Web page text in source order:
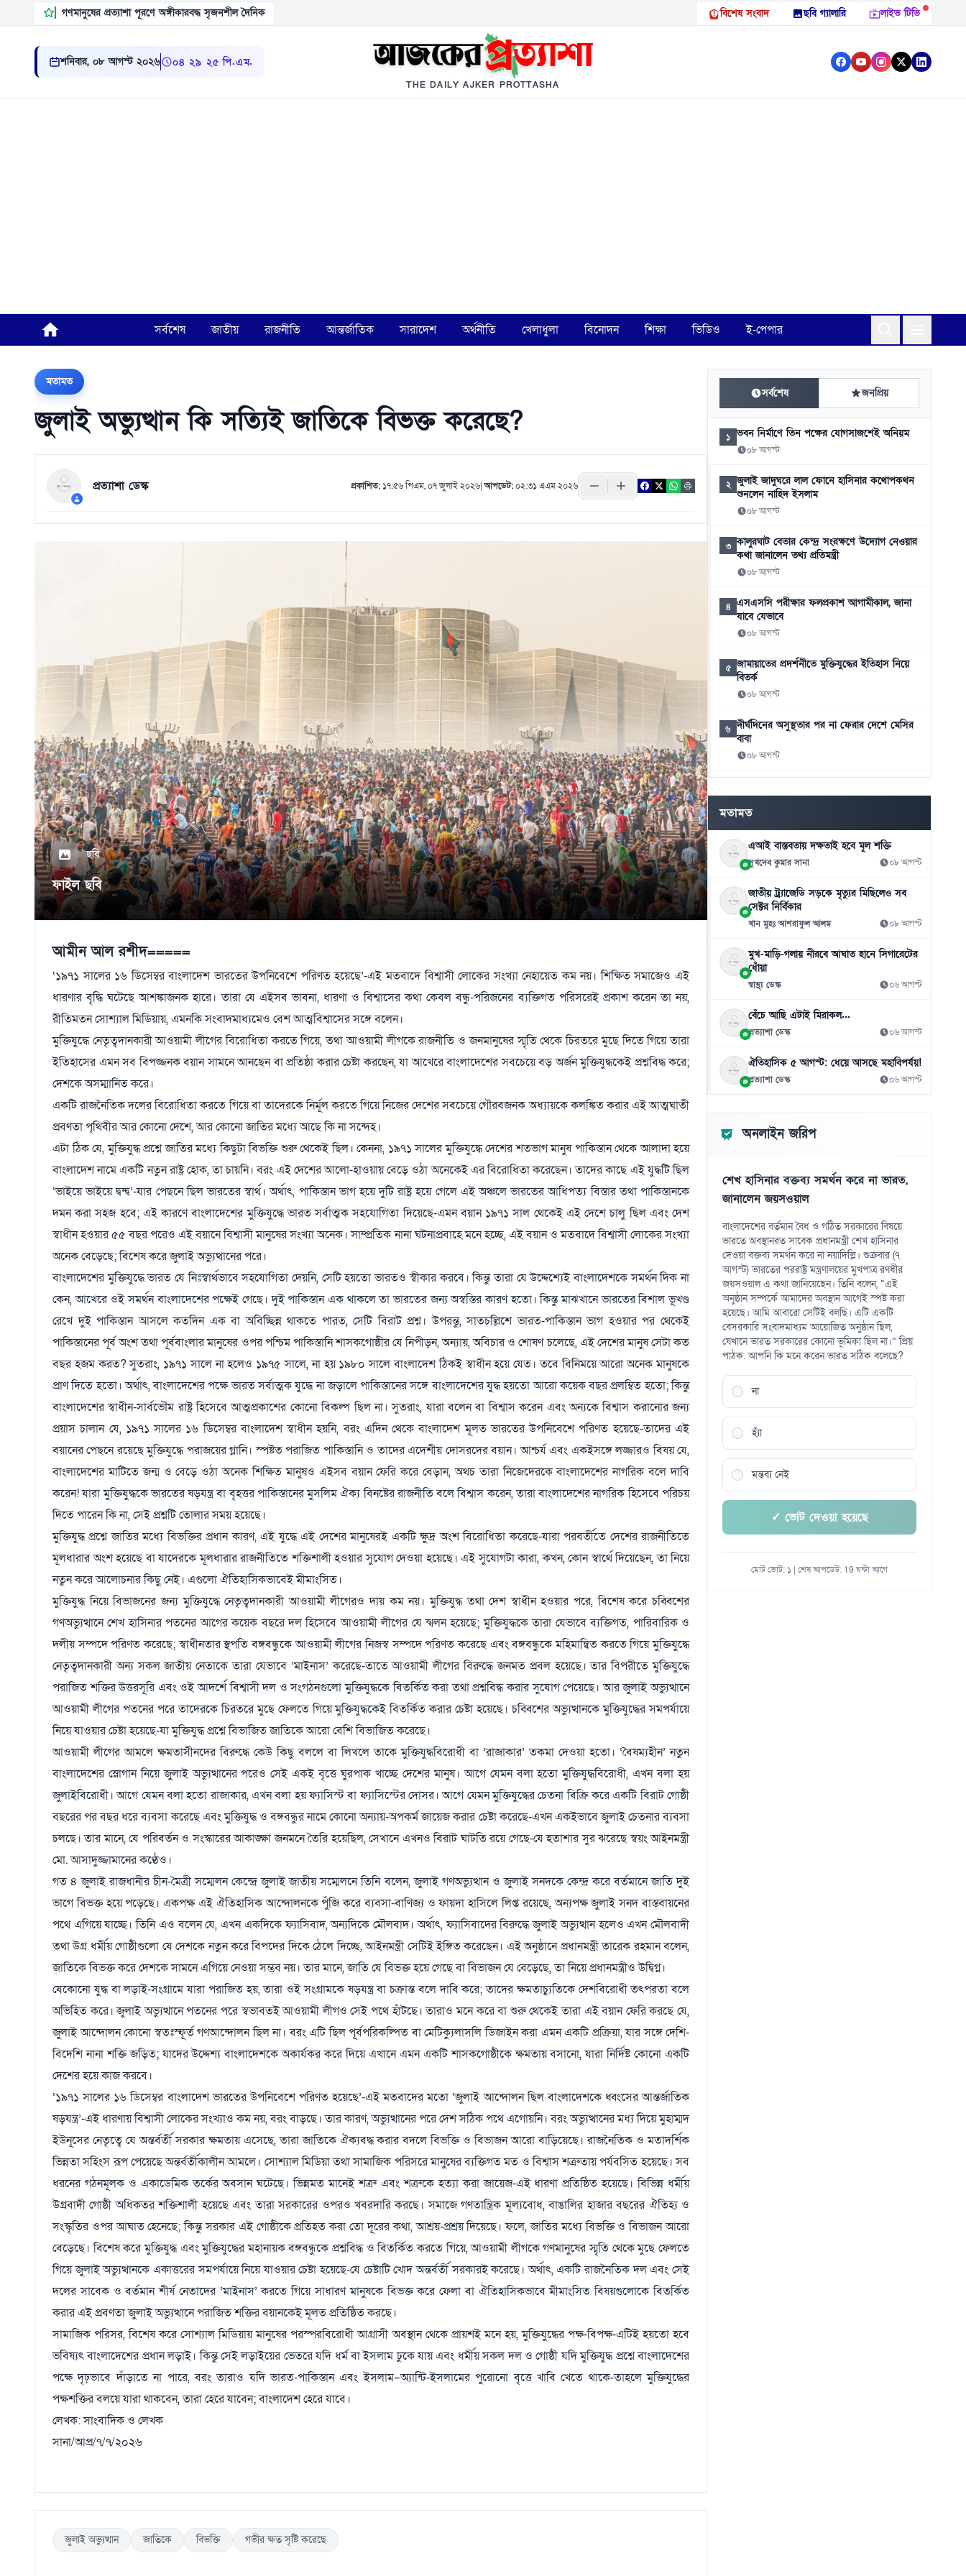
গণমানুষের প্রত্যাশা পূরণে অঙ্গীকারবদ্ধ সৃজনশীল দৈনিক বিশেষ সংবাদ ছবি গ্যালারি লাইভ টিভি
শনিবার, ০৮ আগস্ট ২০২৬ ০৪:২৯:২৬ পি.এম.
THE DAILY AJKER PROTTASHA
সর্বশেষ জাতীয় রাজনীতি আন্তর্জাতিক সারাদেশ অর্থনীতি খেলাধুলা বিনোদন শিক্ষা ভিডিও ই-পেপার
মতামত
জুলাই অভ্যুত্থান কি সত্যিই জাতিকে বিভক্ত করেছে?
প্রত্যাশা ডেস্ক প্রকাশিত: ১৭:৫৬ পিএম, ০৭ জুলাই ২০২৬|আপডেট:০২:৩১ এএম ২০২৬
ছবি
ফাইল ছবি
আমীন আল রশীদ=====
‘১৯৭১ সালের ১৬ ডিসেম্বর বাংলাদেশ ভারতের উপনিবেশে পরিণত হয়েছে’-এই মতবাদে বিশ্বাসী লোকের সংখ্যা নেহায়েত কম নয়। শিক্ষিত সমাজেও এই
ধারণার বৃদ্ধি ঘটেছে আশঙ্কাজনক হারে। তারা যে এইসব ভাবনা, ধারণা ও বিশ্বাসের কথা কেবল বন্ধু-পরিজনের ব্যক্তিগত পরিসরেই প্রকাশ করেন তা নয়,
রীতিমতন সোশ্যাল মিডিয়ায়, এমনকি সংবাদমাধ্যমেও বেশ আত্মবিশ্বাসের সঙ্গে বলেন।
মুক্তিযুদ্ধে নেতৃত্বদানকারী আওয়ামী লীগের বিরোধিতা করতে গিয়ে, তথা আওয়ামী লীগকে রাজনীতি ও জনমানুষের স্মৃতি থেকে চিরতরে মুছে দিতে গিয়ে তারা
ইতিহাসের এমন সব বিপজ্জনক বয়ান সামনে আনছেন বা প্রতিষ্ঠা করার চেষ্টা করছেন, যা আখেরে বাংলাদেশের সবচেয়ে বড় অর্জন মুক্তিযুদ্ধকেই প্রশ্নবিদ্ধ করে;
দেশকে অসম্মানিত করে।
একটি রাজনৈতিক দলের বিরোধিতা করতে গিয়ে বা তাদেরকে নির্মূল করতে গিয়ে নিজের দেশের সবচেয়ে গৌরবজনক অধ্যায়কে কলঙ্কিত করার এই আত্মঘাতী
প্রবণতা পৃথিবীর আর কোনো দেশে, আর কোনো জাতির মধ্যে আছে কি না সন্দেহ।
এটা ঠিক যে, মুক্তিযুদ্ধ প্রশ্নে জাতির মধ্যে কিছুটা বিভক্তি শুরু থেকেই ছিল। কেননা, ১৯৭১ সালের মুক্তিযুদ্ধে দেশের শতভাগ মানুষ পাকিস্তান থেকে আলাদা হয়ে
বাংলাদেশ নামে একটি নতুন রাষ্ট্র হোক, তা চায়নি। বরং এই দেশের আলো-হাওয়ায় বেড়ে ওঠা অনেকেই এর বিরোধিতা করেছেন। তাদের কাছে এই যুদ্ধটি ছিল
‘ভাইয়ে ভাইয়ে দ্বন্দ্ব’-যার পেছনে ছিল ভারতের স্বার্থ। অর্থাৎ, পাকিস্তান ভাগ হয়ে দুটি রাষ্ট্র হয়ে গেলে এই অঞ্চলে ভারতের আধিপত্য বিস্তার তথা পাকিস্তানকে
দমন করা সহজ হবে; এই কারণে বাংলাদেশের মুক্তিযুদ্ধে ভারত সর্বাত্মক সহযোগিতা দিয়েছে-এমন বয়ান ১৯৭১ সাল থেকেই এই দেশে চালু ছিল এবং দেশ
স্বাধীন হওয়ার ৫৫ বছর পরেও এই বয়ানে বিশ্বাসী মানুষের সংখ্যা অনেক। সাম্প্রতিক নানা ঘটনাপ্রবাহে মনে হচ্ছে, এই বয়ান ও মতবাদে বিশ্বাসী লোকের সংখ্যা
অনেক বেড়েছে; বিশেষ করে জুলাই অভ্যুত্থানের পরে।
বাংলাদেশের মুক্তিযুদ্ধে ভারত যে নিঃস্বার্থভাবে সহযোগিতা দেয়নি, সেটি হয়তো ভারতও স্বীকার করবে। কিন্তু তারা যে উদ্দেশ্যেই বাংলাদেশকে সমর্থন দিক না
কেন, আখেরে ওই সমর্থন বাংলাদেশের পক্ষেই গেছে। দুই পাকিস্তান এক থাকলে তা ভারতের জন্য অস্বস্তির কারণ হতো। কিন্তু মাঝখানে ভারতের বিশাল ভূখণ্ড
রেখে দুই পাকিস্তান আসলে কতদিন এক বা অবিচ্ছিন্ন থাকতে পারত, সেটি বিরাট প্রশ্ন। উপরন্তু, সাতচল্লিশে ভারত-পাকিস্তান ভাগ হওয়ার পর থেকেই
পাকিস্তানের পূর্ব অংশ তথা পূর্ববাংলার মানুষের ওপর পশ্চিম পাকিস্তানি শাসকগোষ্ঠীর যে নিপীড়ন, অন্যায়, অবিচার ও শোষণ চলেছে, এই দেশের মানুষ সেটা কত
বছর হজম করত? সুতরাং, ১৯৭১ সালে না হলেও ১৯৭৫ সালে, না হয় ১৯৮০ সালে বাংলাদেশ ঠিকই স্বাধীন হয়ে যেত। তবে বিনিময়ে আরো অনেক মানুষকে
প্রাণ দিতে হতো। অর্থাৎ, বাংলাদেশের পক্ষে ভারত সর্বাত্মক যুদ্ধে না জড়ালে পাকিস্তানের সঙ্গে বাংলাদেশের যুদ্ধ হয়তো আরো কয়েক বছর প্রলম্বিত হতো; কিন্তু
বাংলাদেশের স্বাধীন-সার্বভৌম রাষ্ট্র হিসেবে আত্মপ্রকাশের কোনো বিকল্প ছিল না। সুতরাং, যারা বলেন বা বিশ্বাস করেন এবং অন্যকে বিশ্বাস করানোর জন্য
প্রয়াস চালান যে, ১৯৭১ সালের ১৬ ডিসেম্বর বাংলাদেশ স্বাধীন হয়নি, বরং এদিন থেকে বাংলাদেশ মূলত ভারতের উপনিবেশে পরিণত হয়েছে-তাদের এই
বয়ানের পেছনে রয়েছে মুক্তিযুদ্ধে পরাজয়ের গ্লানি। স্পষ্টত পরাজিত পাকিস্তানি ও তাদের এদেশীয় দোসরদের বয়ান। আশ্চর্য এবং একইসঙ্গে লজ্জারও বিষয় যে,
বাংলাদেশের মাটিতে জন্ম ও বেড়ে ওঠা অনেক শিক্ষিত মানুষও এইসব বয়ান ফেরি করে বেড়ান, অথচ তারা নিজেদেরকে বাংলাদেশের নাগরিক বলে দাবি
করেন! যারা মুক্তিযুদ্ধকে ভারতের ষড়যন্ত্র বা বৃহত্তর পাকিস্তানের মুসলিম ঐক্য বিনষ্টের রাজনীতি বলে বিশ্বাস করেন, তারা বাংলাদেশের নাগরিক হিসেবে পরিচয়
দিতে পারেন কি না, সেই প্রশ্নটি তোলার সময় হয়েছে।
মুক্তিযুদ্ধ প্রশ্নে জাতির মধ্যে বিভক্তির প্রধান কারণ, এই যুদ্ধে এই দেশের মানুষেরই একটি ক্ষুদ্র অংশ বিরোধিতা করেছে-যারা পরবর্তীতে দেশের রাজনীতিতে
মূলধারার অংশ হয়েছে বা যাদেরকে মূলধারার রাজনীতিতে শক্তিশালী হওয়ার সুযোগ দেওয়া হয়েছে। এই সুযোগটা কারা, কখন, কোন স্বার্থে দিয়েছেন, তা নিয়ে
নতুন করে আলোচনার কিছু নেই। এগুলো ঐতিহাসিকভাবেই মীমাংসিত।
মুক্তিযুদ্ধ নিয়ে বিভাজনের জন্য মুক্তিযুদ্ধে নেতৃত্বদানকারী আওয়ামী লীগেরও দায় কম নয়। মুক্তিযুদ্ধ তথা দেশ স্বাধীন হওয়ার পরে, বিশেষ করে চব্বিশের
গণঅভ্যুত্থানে শেখ হাসিনার পতনের আগের কয়েক বছরে দল হিসেবে আওয়ামী লীগের যে স্খলন হয়েছে; মুক্তিযুদ্ধকে তারা যেভাবে ব্যক্তিগত, পারিবারিক ও
দলীয় সম্পদে পরিণত করেছে; স্বাধীনতার স্থপতি বঙ্গবন্ধুকে আওয়ামী লীগের নিজস্ব সম্পদে পরিণত করেছে এবং বঙ্গবন্ধুকে মহিমান্বিত করতে গিয়ে মুক্তিযুদ্ধে
নেতৃত্বদানকারী অন্য সকল জাতীয় নেতাকে তারা যেভাবে ‘মাইনাস’ করেছে-তাতে আওয়ামী লীগের বিরুদ্ধে জনমত প্রবল হয়েছে। তার বিপরীতে মুক্তিযুদ্ধে
পরাজিত শক্তির উত্তরসূরি এবং ওই আদর্শে বিশ্বাসী দল ও সংগঠনগুলো মুক্তিযুদ্ধকে বিতর্কিত করা তথা প্রশ্নবিদ্ধ করার সুযোগ পেয়েছে। আর জুলাই অভ্যুত্থানে
আওয়ামী লীগের পতনের পরে তাদেরকে চিরতরে মুছে ফেলতে গিয়ে মুক্তিযুদ্ধকেই বিতর্কিত করার চেষ্টা হয়েছে। চব্বিশের অভ্যুত্থানকে মুক্তিযুদ্ধের সমপর্যায়ে
নিয়ে যাওয়ার চেষ্টা হয়েছে-যা মুক্তিযুদ্ধ প্রশ্নে বিভাজিত জাতিকে আরো বেশি বিভাজিত করেছে।
আওয়ামী লীগের আমলে ক্ষমতাসীনদের বিরুদ্ধে কেউ কিছু বললে বা লিখলে তাকে মুক্তিযুদ্ধবিরোধী বা ‘রাজাকার’ তকমা দেওয়া হতো। ‘বৈষম্যহীন’ নতুন
বাংলাদেশের স্লোগান নিয়ে জুলাই অভ্যুত্থানের পরেও সেই একই বৃত্তে ঘুরপাক খাচ্ছে দেশের মানুষ। আগে যেমন বলা হতো মুক্তিযুদ্ধবিরোধী, এখন বলা হয়
জুলাইবিরোধী। আগে যেমন বলা হতো রাজাকার, এখন বলা হয় ফ্যাসিস্ট বা ফ্যাসিস্টের দোসর। আগে যেমন মুক্তিযুদ্ধের চেতনা বিক্রি করে একটি বিরাট গোষ্ঠী
বছরের পর বছর ধরে ব্যবসা করেছে এবং মুক্তিযুদ্ধ ও বঙ্গবন্ধুর নামে কোনো অন্যায়-অপকর্ম জায়েজ করার চেষ্টা করেছে-এখন একইভাবে জুলাই চেতনার ব্যবসা
চলছে। তার মানে, যে পরিবর্তন ও সংস্কারের আকাঙ্ক্ষা জনমনে তৈরি হয়েছিল, সেখানে এখনও বিরাট ঘাটতি রয়ে গেছে-যে হতাশার সুর ঝরেছে স্বয়ং আইনমন্ত্রী
মো. আসাদুজ্জামানের কণ্ঠেও।
গত ৪ জুলাই রাজধানীর চীন-মৈত্রী সম্মেলন কেন্দ্রে জুলাই জাতীয় সম্মেলনে তিনি বলেন, জুলাই গণঅভ্যুত্থান ও জুলাই সনদকে কেন্দ্র করে বর্তমানে জাতি দুই
ভাগে বিভক্ত হয়ে পড়েছে। একপক্ষ এই ঐতিহাসিক আন্দোলনকে পুঁজি করে ব্যবসা-বাণিজ্য ও ফায়দা হাসিলে লিপ্ত রয়েছে, অন্যপক্ষ জুলাই সনদ বাস্তবায়নের
পথে এগিয়ে যাচ্ছে। তিনি এও বলেন যে, এখন একদিকে ফ্যাসিবাদ, অন্যদিকে মৌলবাদ। অর্থাৎ, ফ্যাসিবাদের বিরুদ্ধে জুলাই অভ্যুত্থান হলেও এখন মৌলবাদী
তথা উগ্র ধর্মীয় গোষ্ঠীগুলো যে দেশকে নতুন করে বিপদের দিকে ঠেলে দিচ্ছে, আইনমন্ত্রী সেটিই ইঙ্গিত করেছেন। এই অনুষ্ঠানে প্রধানমন্ত্রী তারেক রহমান বলেন,
জাতিকে বিভক্ত করে দেশকে সামনে এগিয়ে নেওয়া সম্ভব নয়। তার মানে, জাতি যে বিভক্ত হয়ে গেছে বা বিভাজন যে বেড়েছে, তা নিয়ে প্রধানমন্ত্রীও উদ্বিগ্ন।
যেকোনো যুদ্ধ বা লড়াই-সংগ্রামে যারা পরাজিত হয়, তারা ওই সংগ্রামকে ষড়যন্ত্র বা চক্রান্ত বলে দাবি করে; তাদের ক্ষমতাচ্যুতিকে দেশবিরোধী তৎপরতা বলে
অভিহিত করে। জুলাই অভ্যুত্থানে পতনের পরে স্বভাবতই আওয়ামী লীগও সেই পথে হাঁটছে। তারাও মনে করে বা শুরু থেকেই তারা এই বয়ান ফেরি করছে যে,
জুলাই আন্দোলন কোনো স্বতঃস্ফূর্ত গণআন্দোলন ছিল না। বরং এটি ছিল পূর্বপরিকল্পিত বা মেটিক্যুলাসলি ডিজাইন করা এমন একটি প্রক্রিয়া, যার সঙ্গে দেশি-
বিদেশি নানা শক্তি জড়িত; যাদের উদ্দেশ্য বাংলাদেশকে অকার্যকর করে দিয়ে এখানে এমন একটি শাসকগোষ্ঠীকে ক্ষমতায় বসানো, যারা নির্দিষ্ট কোনো একটি
দেশের হয়ে কাজ করবে।
‘১৯৭১ সালের ১৬ ডিসেম্বর বাংলাদেশ ভারতের উপনিবেশে পরিণত হয়েছে’-এই মতবাদের মতো ‘জুলাই আন্দোলন ছিল বাংলাদেশকে ধ্বংসের আন্তর্জাতিক
ষড়যন্ত্র’-এই ধারণায় বিশ্বাসী লোকের সংখ্যাও কম নয়, বরং বাড়ছে। তার কারণ, অভ্যুত্থানের পরে দেশ সঠিক পথে এগোয়নি। বরং অভ্যুত্থানের মধ্য দিয়ে মুহাম্মদ
ইউনূসের নেতৃত্বে যে অন্তর্বর্তী সরকার ক্ষমতায় এসেছে, তারা জাতিকে ঐক্যবদ্ধ করার বদলে বিভক্তি ও বিভাজন আরো বাড়িয়েছে। রাজনৈতিক ও মতাদর্শিক
ভিন্নতা সহিংস রূপ পেয়েছে অন্তর্বর্তীকালীন আমলে। সোশ্যাল মিডিয়া তথা সামাজিক পরিসরে মানুষের ব্যক্তিগত মত ও বিশ্বাস শত্রুতায় পর্যবসিত হয়েছে। সব
ধরনের গঠনমূলক ও একাডেমিক তর্কের অবসান ঘটেছে। ভিন্নমত মানেই শত্রু এবং শত্রুকে হত্যা করা জায়েজ-এই ধারণা প্রতিষ্ঠিত হয়েছে। বিভিন্ন ধর্মীয়
উগ্রবাদী গোষ্ঠী অধিকতর শক্তিশালী হয়েছে এবং তারা সরকারের ওপরও খবরদারি করছে। সমাজে গণতান্ত্রিক মূল্যবোধ, বাঙালির হাজার বছরের ঐতিহ্য ও
সংস্কৃতির ওপর আঘাত হেনেছে; কিন্তু সরকার এই গোষ্ঠীকে প্রতিহত করা তো দূরের কথা, আশ্রয়-প্রশ্রয় দিয়েছে। ফলে, জাতির মধ্যে বিভক্তি ও বিভাজন আরো
বেড়েছে। বিশেষ করে মুক্তিযুদ্ধ এবং মুক্তিযুদ্ধের মহানায়ক বঙ্গবন্ধুকে প্রশ্নবিদ্ধ ও বিতর্কিত করতে গিয়ে, আওয়ামী লীগকে গণমানুষের স্মৃতি থেকে মুছে ফেলতে
গিয়ে জুলাই অভ্যুত্থানকে একাত্তরের সমপর্যায়ে নিয়ে যাওয়ার চেষ্টা হয়েছে-যে চেষ্টাটি খোদ অন্তর্বর্তী সরকারই করেছে। অর্থাৎ, একটি রাজনৈতিক দল এবং সেই
দলের সাবেক ও বর্তমান শীর্ষ নেতাদের ‘মাইনাস’ করতে গিয়ে সাধারণ মানুষকে বিভক্ত করে ফেলা বা ঐতিহাসিকভাবে মীমাংসিত বিষয়গুলোকে বিতর্কিত
করার এই প্রবণতা জুলাই অভ্যুত্থানে পরাজিত শক্তির বয়ানকেই মূলত প্রতিষ্ঠিত করছে।
সামাজিক পরিসর, বিশেষ করে সোশ্যাল মিডিয়ায় মানুষের পরস্পরবিরোধী আগ্রাসী অবস্থান থেকে প্রায়শই মনে হয়, মুক্তিযুদ্ধের পক্ষ-বিপক্ষ-এটিই হয়তো হবে
ভবিষ্যৎ বাংলাদেশের প্রধান লড়াই। কিন্তু সেই লড়াইয়ের ভেতরে যদি ধর্ম বা ইসলাম ঢুকে যায় এবং ধর্মীয় সকল দল ও গোষ্ঠী যদি মুক্তিযুদ্ধ প্রশ্নে বাংলাদেশের
পক্ষে দৃঢ়ভাবে দাঁড়াতে না পারে, বরং তারাও যদি ভারত-পাকিস্তান এবং ইসলাম–অ্যান্টি-ইসলামের পুরোনো বৃত্তে খাবি খেতে থাকে-তাহলে মুক্তিযুদ্ধের
পক্ষশক্তির বলয়ে যারা থাকবেন, তারা হেরে যাবেন; বাংলাদেশ হেরে যাবে।
লেখক: সাংবাদিক ও লেখক
সানা/আপ্র/৭/৭/২০২৬
জুলাই অভ্যুত্থান জাতিকে বিভক্তি গভীর ক্ষত সৃষ্টি করেছে
সর্বশেষ জনপ্রিয়
১ ভবন নির্মাণে তিন পক্ষের যোগসাজশেই অনিয়ম
০৮ আগস্ট
২ জুলাই জাদুঘরে লাল ফোনে হাসিনার কথোপকথন
শুনলেন নাহিদ ইসলাম
০৮ আগস্ট
৩ কালুরঘাট বেতার কেন্দ্র সংরক্ষণে উদ্যোগ নেওয়ার
কথা জানালেন তথ্য প্রতিমন্ত্রী
০৮ আগস্ট
৪ এসএসসি পরীক্ষার ফলপ্রকাশ আগামীকাল, জানা
যাবে যেভাবে
০৮ আগস্ট
৫ জামায়াতের প্রদর্শনীতে মুক্তিযুদ্ধের ইতিহাস নিয়ে
বিতর্ক
০৮ আগস্ট
৬ দীর্ঘদিনের অসুস্থতার পর না ফেরার দেশে মেসির
বাবা
০৮ আগস্ট
গুলি-কাফন
০৮ আগস্ট
৮
সাড়ে ৬ বছরে মোটরসাইকেল দুর্ঘটনায় নিহত
১৫৭১২
৯
চিকেন ফ্রাইয়ে কনডমসদৃশ বস্তু, আদালতে ক্রেতার
মামলা
১০ ৯ ফুটের কাছাকাছি চুলে বিশ্ব রেকর্ড ভারতের রেণুর
০৮ আগস্ট
১১
ট্রাম্পের ৪০ কোটি ডলারের বলরুম প্রকল্প আটকে
দিলো আদালত
১২
সূর্যের সবচেয়ে স্পষ্ট ছবিতে মিললো অদ্ভুত ঘূর্ণির
রহস্য
১৩
সেউতা সংকটে স্পেন-ইতালি বিরোধ, পাল্টা
১৪ এআই বাস্তবতায় দক্ষতাই হবে মূল শক্তি
১৫ প্রতিবেশী দেশগুলোকে স্বনির্ভর হওয়া ও ‘প্রকৃত
ভ্রাতৃত্ব’ গ্রহণের আহ্বান ইরানের
০৮ আগস্ট
মতামত
এআই বাস্তবতায় দক্ষতাই হবে মূল শক্তি
সুখদেব কুমার সানা ০৮ আগস্ট
জাতীয় ট্র্যাজেডি সড়কে মৃত্যুর মিছিলেও সব
সেক্টর নির্বিকার
খান মুহঃ আশরাফুল আলম ০৮ আগস্ট
মুখ-মাড়ি-গলায় নীরবে আঘাত হানে সিগারেটের
ধোঁয়া
স্বাস্থ্য ডেস্ক ০৬ আগস্ট
বেঁচে আছি এটাই মিরাকল...
প্রত্যাশা ডেস্ক ০৬ আগস্ট
ঐতিহাসিক ৫ আগস্ট: ধেয়ে আসছে মহাবিপর্যয়!
প্রত্যাশা ডেস্ক ০৬ আগস্ট
অনলাইন জরিপ
শেখ হাসিনার বক্তব্য সমর্থন করে না ভারত,
জানালেন জয়সওয়াল
বাংলাদেশের বর্তমান বৈধ ও গঠিত সরকারের বিষয়ে
ভারতে অবস্থানরত সাবেক প্রধানমন্ত্রী শেখ হাসিনার
দেওয়া বক্তব্য সমর্থন করে না নয়াদিল্লি। শুক্রবার (৭
আগস্ট) ভারতের পররাষ্ট্র মন্ত্রণালয়ের মুখপাত্র রণধীর
জয়সওয়াল এ কথা জানিয়েছেন। তিনি বলেন, “এই
অনুষ্ঠান সম্পর্কে আমাদের অবস্থান আগেই স্পষ্ট করা
হয়েছে। আমি আবারো সেটিই বলছি। এটি একটি
বেসরকারি সংবাদমাধ্যম আয়োজিত অনুষ্ঠান ছিল,
যেখানে ভারত সরকারের কোনো ভূমিকা ছিল না।” প্রিয়
পাঠক. আপনি কি মনে করেন ভারত সঠিক বলেছে?
না
হ্যাঁ
মন্তব্য নেই
✓ ভোট দেওয়া হয়েছে
মোট ভোট: ১ | শেষ আপডেট: 19 ঘন্টা আগে